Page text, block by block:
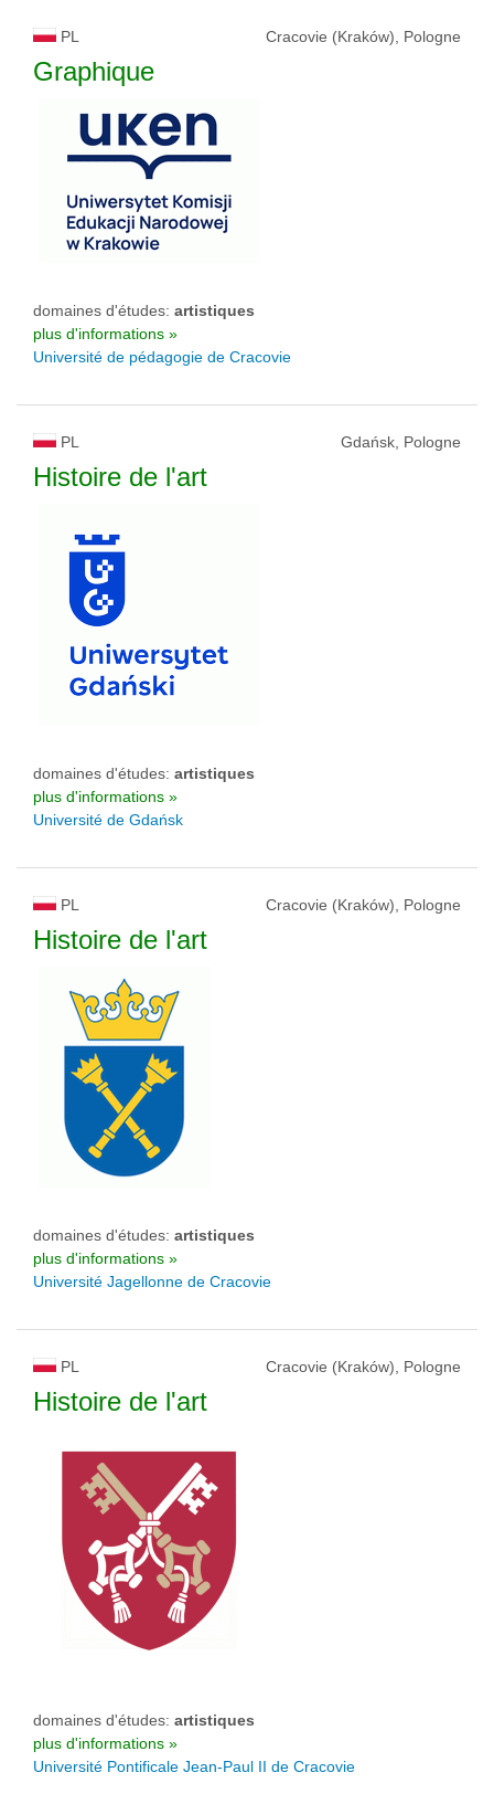
PL Cracovie (Kraków), Pologne
Graphique
domaines d'études: artistiques
plus d'informations »
Université de pédagogie de Cracovie
PL Gdańsk, Pologne
Histoire de l'art
domaines d'études: artistiques
plus d'informations »
Université de Gdańsk
PL Cracovie (Kraków), Pologne
Histoire de l'art
domaines d'études: artistiques
plus d'informations »
Université Jagellonne de Cracovie
PL Cracovie (Kraków), Pologne
Histoire de l'art
domaines d'études: artistiques
plus d'informations »
Université Pontificale Jean-Paul II de Cracovie